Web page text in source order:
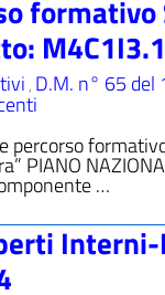
formativo
, D.M. n° 65
percorso
PIANO
…